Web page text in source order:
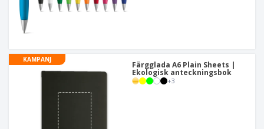
KAMPANJ
Färgglada A6 Plain Sheets |
Ekologisk anteckningsbok
+3